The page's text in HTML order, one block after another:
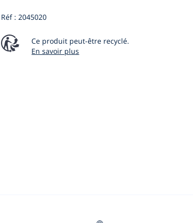
Réf : 2045020
Ce produit peut-être recyclé.
En savoir plus